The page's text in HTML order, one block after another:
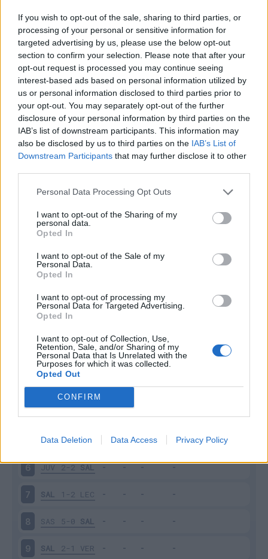
If you wish to opt-out of the sale, sharing to third parties, or
processing of your personal or sensitive information for
targeted advertising by us, please use the below opt-out
section to confirm your selection. Please note that after your
opt-out request is processed you may continue seeing
interest-based ads based on personal information utilized by
us or personal information disclosed to third parties prior to
your opt-out. You may separately opt-out of the further
disclosure of your personal information by third parties on the
IAB’s list of downstream participants. This information may
also be disclosed by us to third parties on the IAB’s List of
Downstream Participants that may further disclose it to other
Personal Data Processing Opt Outs
I want to opt-out of the Sharing of my
personal data.
Opted In
I want to opt-out of the Sale of my
Personal Data.
Opted In
I want to opt-out of processing my
Personal Data for Targeted Advertising.
Opted In
I want to opt-out of Collection, Use,
Retention, Sale, and/or Sharing of my
Personal Data that Is Unrelated with the
Purposes for which it was collected.
Opted Out
CONFIRM
Data Deletion Data Access Privacy Policy
Classic Mantra
Riepilogo stagione
Titolare 1 - 2%
Entrato 0 - 0
Squalificato 0 - 0%
Infortunato 0 - 0%
Scarica riepilogo
stagionale
Giornata VotoFV Uscito
UDI 0-0 SAL
3 SAL 4-0 SAM
SAL 2-2 EMP
6 JUV 2-2 SAL
7 SAL 1-2 LEC
8 SAS 5-0 SAL
9 SAL 2-1 VER